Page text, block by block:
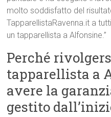
molto soddisfatto del
TapparellistaRavenna.it a
un tapparellista a Alfonsine.”
Perché
tapparellista a
avere la
gestito